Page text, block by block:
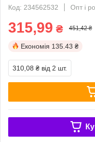
Код: 234562532
Опт і
315,99 ₴ 451,42 ₴
Економія 135.43 ₴
310,08 ₴ від 2 шт.